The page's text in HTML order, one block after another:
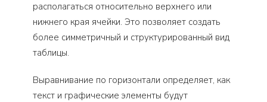
располагаться относительно верхнего или
нижнего края ячейки. Это позволяет создать
более симметричный и структурированный вид
таблицы.
Выравнивание по горизонтали определяет, как
текст и графические элементы будут